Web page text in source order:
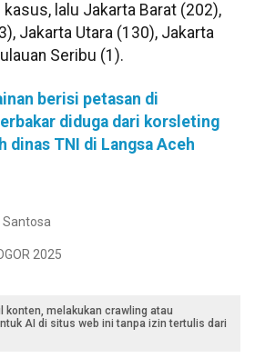
lalu Jakarta Barat (202),
Jakarta Utara (130), Jakarta
Seribu (1).
berisi petasan di
diduga dari korsleting
dinas TNI di Langsa Aceh
Santosa
2025
konten, melakukan crawling atau
AI di situs web ini tanpa izin tertulis dari